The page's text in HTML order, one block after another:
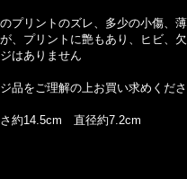
プリントのズレ、多少の小傷、
、プリントに艶もあり、ヒビ、
はありません
品をご理解の上お買い求めくだ
約14.5cm 直径約7.2cm